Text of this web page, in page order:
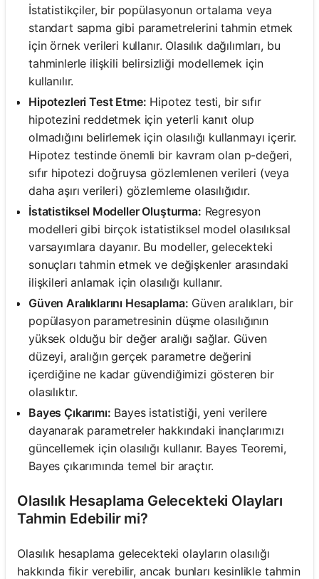
İstatistikçiler, bir popülasyonun ortalama veya
standart sapma gibi parametrelerini tahmin etmek
için örnek verileri kullanır. Olasılık dağılımları, bu
tahminlerle ilişkili belirsizliği modellemek için
kullanılır.
Hipotezleri Test Etme: Hipotez testi, bir sıfır
hipotezini reddetmek için yeterli kanıt olup
olmadığını belirlemek için olasılığı kullanmayı içerir.
Hipotez testinde önemli bir kavram olan p-değeri,
sıfır hipotezi doğruysa gözlemlenen verileri (veya
daha aşırı verileri) gözlemleme olasılığıdır.
İstatistiksel Modeller Oluşturma: Regresyon
modelleri gibi birçok istatistiksel model olasılıksal
varsayımlara dayanır. Bu modeller, gelecekteki
sonuçları tahmin etmek ve değişkenler arasındaki
ilişkileri anlamak için olasılığı kullanır.
Güven Aralıklarını Hesaplama: Güven aralıkları, bir
popülasyon parametresinin düşme olasılığının
yüksek olduğu bir değer aralığı sağlar. Güven
düzeyi, aralığın gerçek parametre değerini
içerdiğine ne kadar güvendiğimizi gösteren bir
olasılıktır.
Bayes Çıkarımı: Bayes istatistiği, yeni verilere
dayanarak parametreler hakkındaki inançlarımızı
güncellemek için olasılığı kullanır. Bayes Teoremi,
Bayes çıkarımında temel bir araçtır.
Olasılık Hesaplama Gelecekteki Olayları
Tahmin Edebilir mi?
Olasılık hesaplama gelecekteki olayların olasılığı
hakkında fikir verebilir, ancak bunları kesinlikle tahmin